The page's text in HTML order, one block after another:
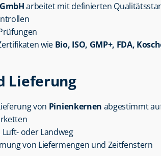
arbeitet mit definierten
wie Bio, ISO, GMP+, FDA,
Lieferung
von Pinienkernen abgestimmt
oder Landweg
von Liefermengen und Zeitfenstern